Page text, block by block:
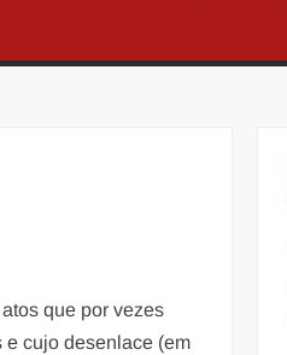
que por vezes
e cujo desenlace (em